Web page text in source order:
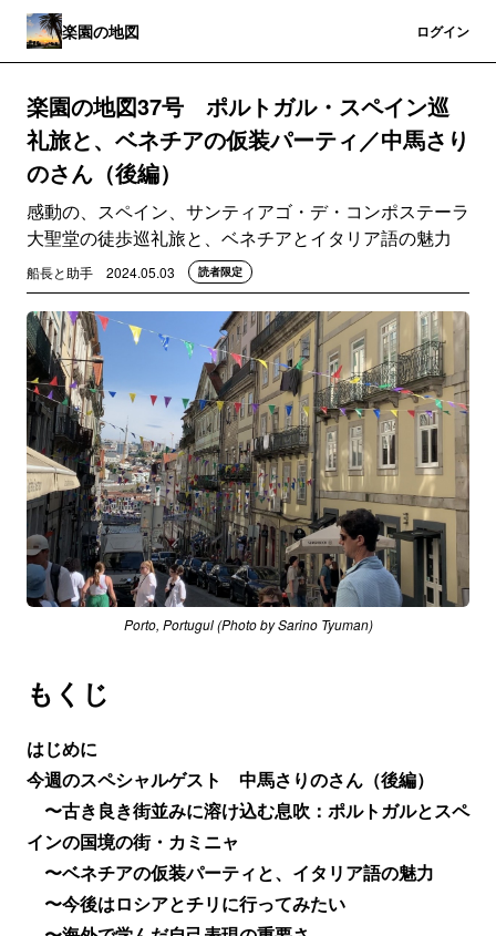
楽園の地図 ログイン
楽園の地図37号 ポルトガル・スペイン巡
礼旅と、ベネチアの仮装パーティ／中馬さり
のさん（後編）
感動の、スペイン、サンティアゴ・デ・コンポステーラ
大聖堂の徒歩巡礼旅と、ベネチアとイタリア語の魅力
船長と助手 2024.05.03 読者限定
Porto, Portugul (Photo by Sarino Tyuman)
もくじ
はじめに
今週のスペシャルゲスト 中馬さりのさん（後編）
〜古き良き街並みに溶け込む息吹：ポルトガルとスペ
インの国境の街・カミニャ
〜ベネチアの仮装パーティと、イタリア語の魅力
〜今後はロシアとチリに行ってみたい